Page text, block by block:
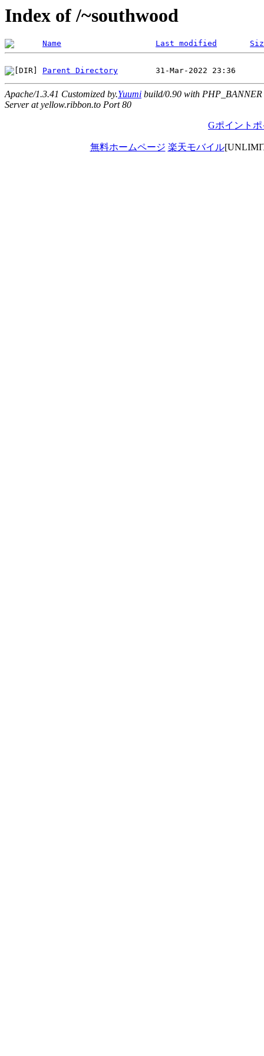
Index of /~southwood
Name Last modified
Parent Directory
Apache/1.3.41 Customized by.Yuumi build/0.90 with PHP_BANNER
Server at yellow.ribbon.to Port 80
Gポイント
無料ホームページ 楽天モバイル